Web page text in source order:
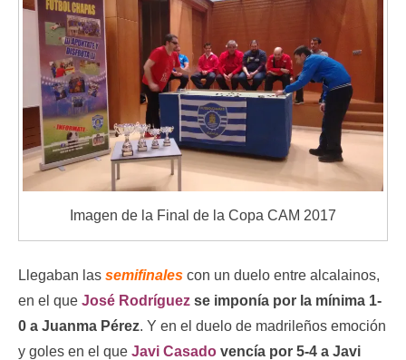
Imagen de la Final de la Copa CAM 2017
Llegaban las semifinales con un duelo entre alcalainos,
en el que José Rodríguez se imponía por la mínima 1-
0 a Juanma Pérez. Y en el duelo de madrileños emoción
y goles en el que Javi Casado vencía por 5-4 a Javi